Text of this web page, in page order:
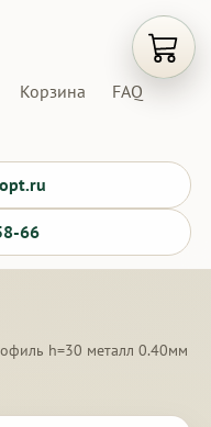
Корзина FAQ
66
h=30 металл 0.40мм